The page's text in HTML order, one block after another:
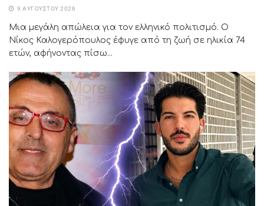
9 ΑΥΓΟΎΣΤΟΥ 2026
Μια μεγάλη απώλεια για τον ελληνικό πολιτισμό. Ο
Νίκος Καλογερόπουλος έφυγε από τη ζωή σε ηλικία 74
ετών, αφήνοντας πίσω...